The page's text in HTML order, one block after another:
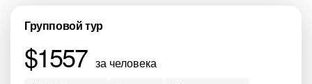
Групповой тур
$1557 за человека